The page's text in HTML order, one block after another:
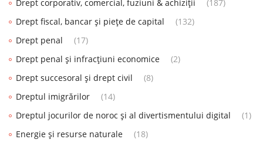
Drept corporativ, comercial, fuziuni & achiziții
(187)
Drept fiscal, bancar și piețe de capital
(132)
Drept penal
(17)
Drept penal și infracțiuni economice
(2)
Drept succesoral și drept civil
(8)
Dreptul imigrărilor
(14)
Dreptul jocurilor de noroc și al divertismentului digital
(1)
Energie și resurse naturale
(18)